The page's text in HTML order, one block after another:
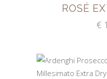
ROSÉ
€